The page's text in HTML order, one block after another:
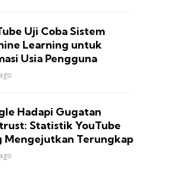
Uji Coba Sistem
Learning untuk
Usia Pengguna
Hadapi Gugatan
Statistik YouTube
Mengejutkan Terungkap